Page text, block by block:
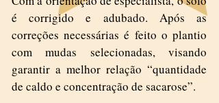
é corrigido e adubado. Após as
correções necessárias é feito o plantio
com mudas selecionadas, visando
garantir a melhor relação “quantidade
de caldo e concentração de sacarose”.